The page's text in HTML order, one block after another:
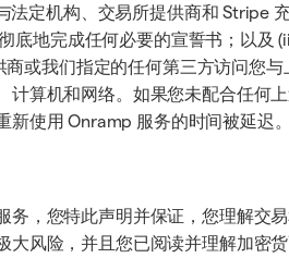
法定机构、交易所提供商和 Stripe
底地完成任何必要的宣誓书；以及
商或我们指定的任何第三方访问您与
计算机和网络。如果您未配合任何
新使用 Onramp 服务的时间被延迟
务，您特此声明并保证，您理解交
大风险，并且您已阅读并理解加密